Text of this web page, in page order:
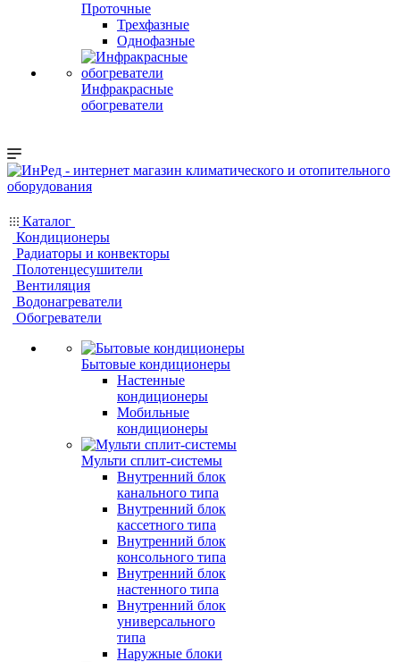
Проточные
Трехфазные
Однофазные
Инфракрасные
обогреватели
Каталог
Кондиционеры
Радиаторы и конвекторы
Полотенцесушители
Вентиляция
Водонагреватели
Обогреватели
Бытовые кондиционеры
Настенные
кондиционеры
Мобильные
кондиционеры
Мульти сплит-системы
Внутренний блок
канального типа
Внутренний блок
кассетного типа
Внутренний блок
консольного типа
Внутренний блок
настенного типа
Внутренний блок
универсального
типа
Наружные блоки